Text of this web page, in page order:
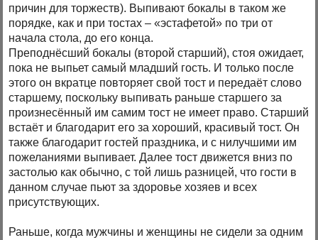
причин для торжеств). Выпивают бокалы в таком же
порядке, как и при тостах – «эстафетой» по три от
начала стола, до его конца.
Преподнёсший бокалы (второй старший), стоя ожидает,
пока не выпьет самый младший гость. И только после
этого он вкратце повторяет свой тост и передаёт слово
старшему, поскольку выпивать раньше старшего за
произнесённый им самим тост не имеет право. Старший
встаёт и благодарит его за хороший, красивый тост. Он
также благодарит гостей праздника, и с нилучшими им
пожеланиями выпивает. Далее тост движется вниз по
застолью как обычно, с той лишь разницей, что гости в
данном случае пьют за здоровье хозяев и всех
присутствующих.
Раньше, когда мужчины и женщины не сидели за одним